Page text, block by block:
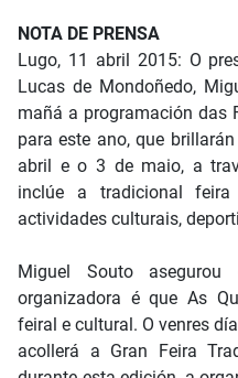
NOTA DE PRENSA
Lugo, 11 abril 2015: O
Lucas de Mondoñedo,
mañá a programación das
para este ano, que
abril e o 3 de maio, a
inclúe a tradicional
actividades culturais,
Miguel Souto
organizadora é que As
feiral e cultural. O venres
acollerá a Gran Feira